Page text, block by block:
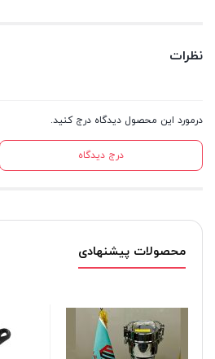
نظرات
درمورد این محصول دیدگاه درج کنید.
درج دیدگاه
محصولات پیشنهادی